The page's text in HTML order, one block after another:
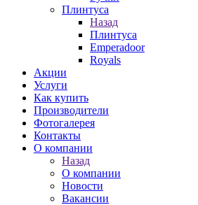
Плинтуса
Назад
Плинтуса
Emperadoor
Royals
Акции
Услуги
Как купить
Производители
Фотогалерея
Контакты
О компании
Назад
О компании
Новости
Вакансии